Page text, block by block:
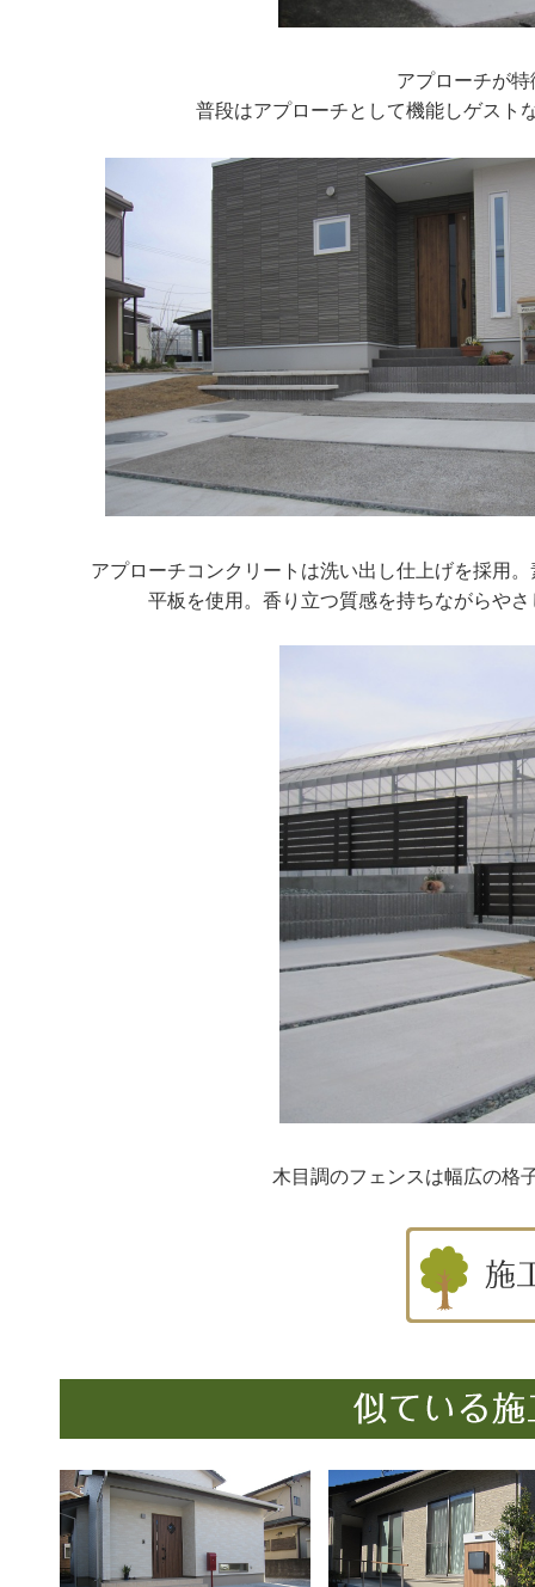
アプローチが
普段はアプローチとして機能しゲスト
アプローチコンクリートは洗い出し仕上げを採用
平板を使用。香り立つ質感を持ちながらや
木目調のフェンスは幅広の格